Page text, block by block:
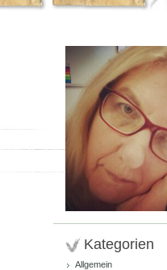
Kategorien
Allgemein